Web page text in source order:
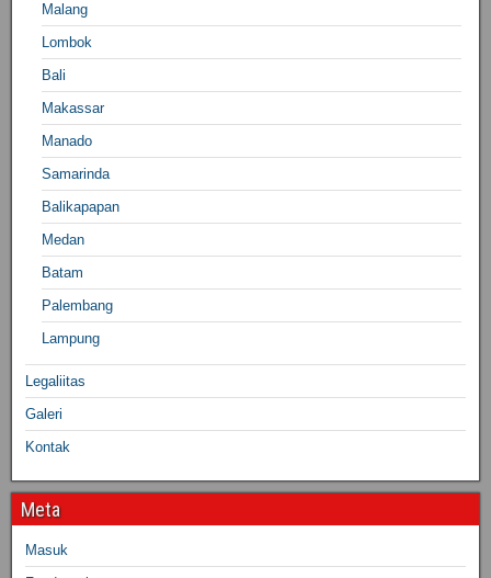
Malang
Lombok
Bali
Makassar
Manado
Samarinda
Balikapapan
Medan
Batam
Palembang
Lampung
Legaliitas
Galeri
Kontak
Meta
Masuk